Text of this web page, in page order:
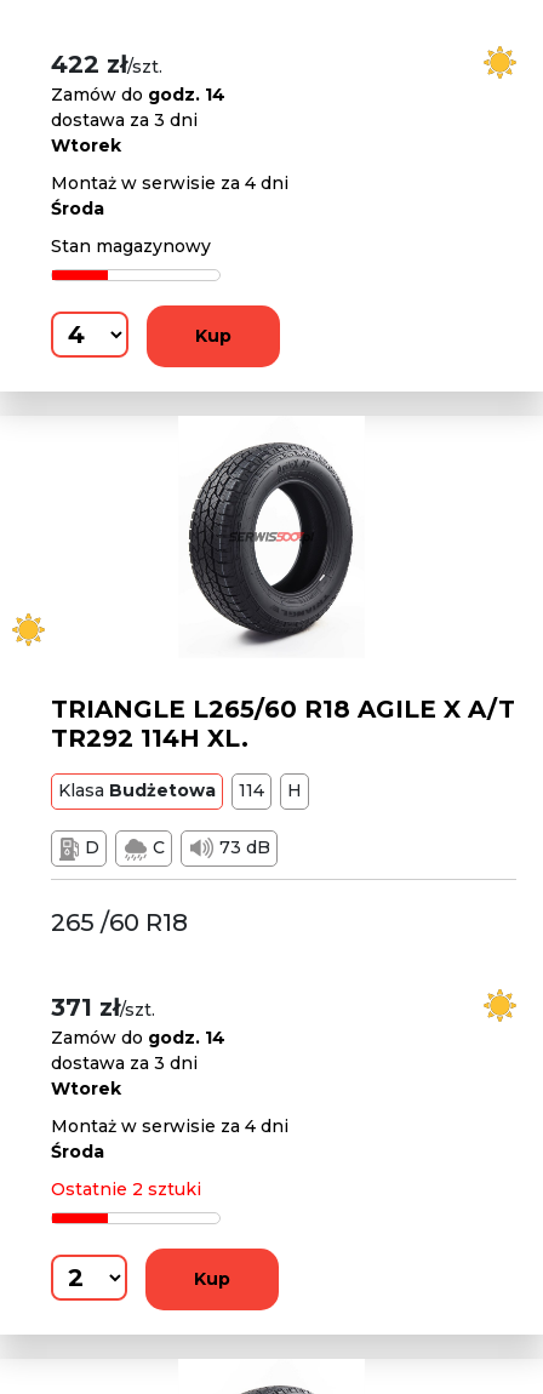
422 zł/szt.
Zamów do godz. 14
dostawa za 3 dni
Wtorek
Montaż w serwisie za 4 dni
Środa
Stan magazynowy
Kup
TRIANGLE L265/60 R18 AGILE X A/T
TR292 114H XL.
Klasa Budżetowa 114 H
D C 73 dB
265 /60 R18
371 zł/szt.
Zamów do godz. 14
dostawa za 3 dni
Wtorek
Montaż w serwisie za 4 dni
Środa
Ostatnie 2 sztuki
Kup